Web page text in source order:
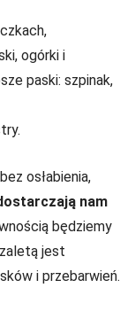
ogórki i
paski: szpinak,
osłabienia,
nam
będziemy
jest
i przebarwień.